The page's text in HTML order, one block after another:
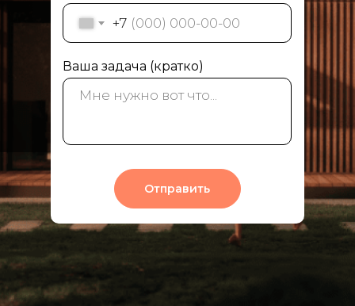
+7
Ваша задача (кратко)
Отправить